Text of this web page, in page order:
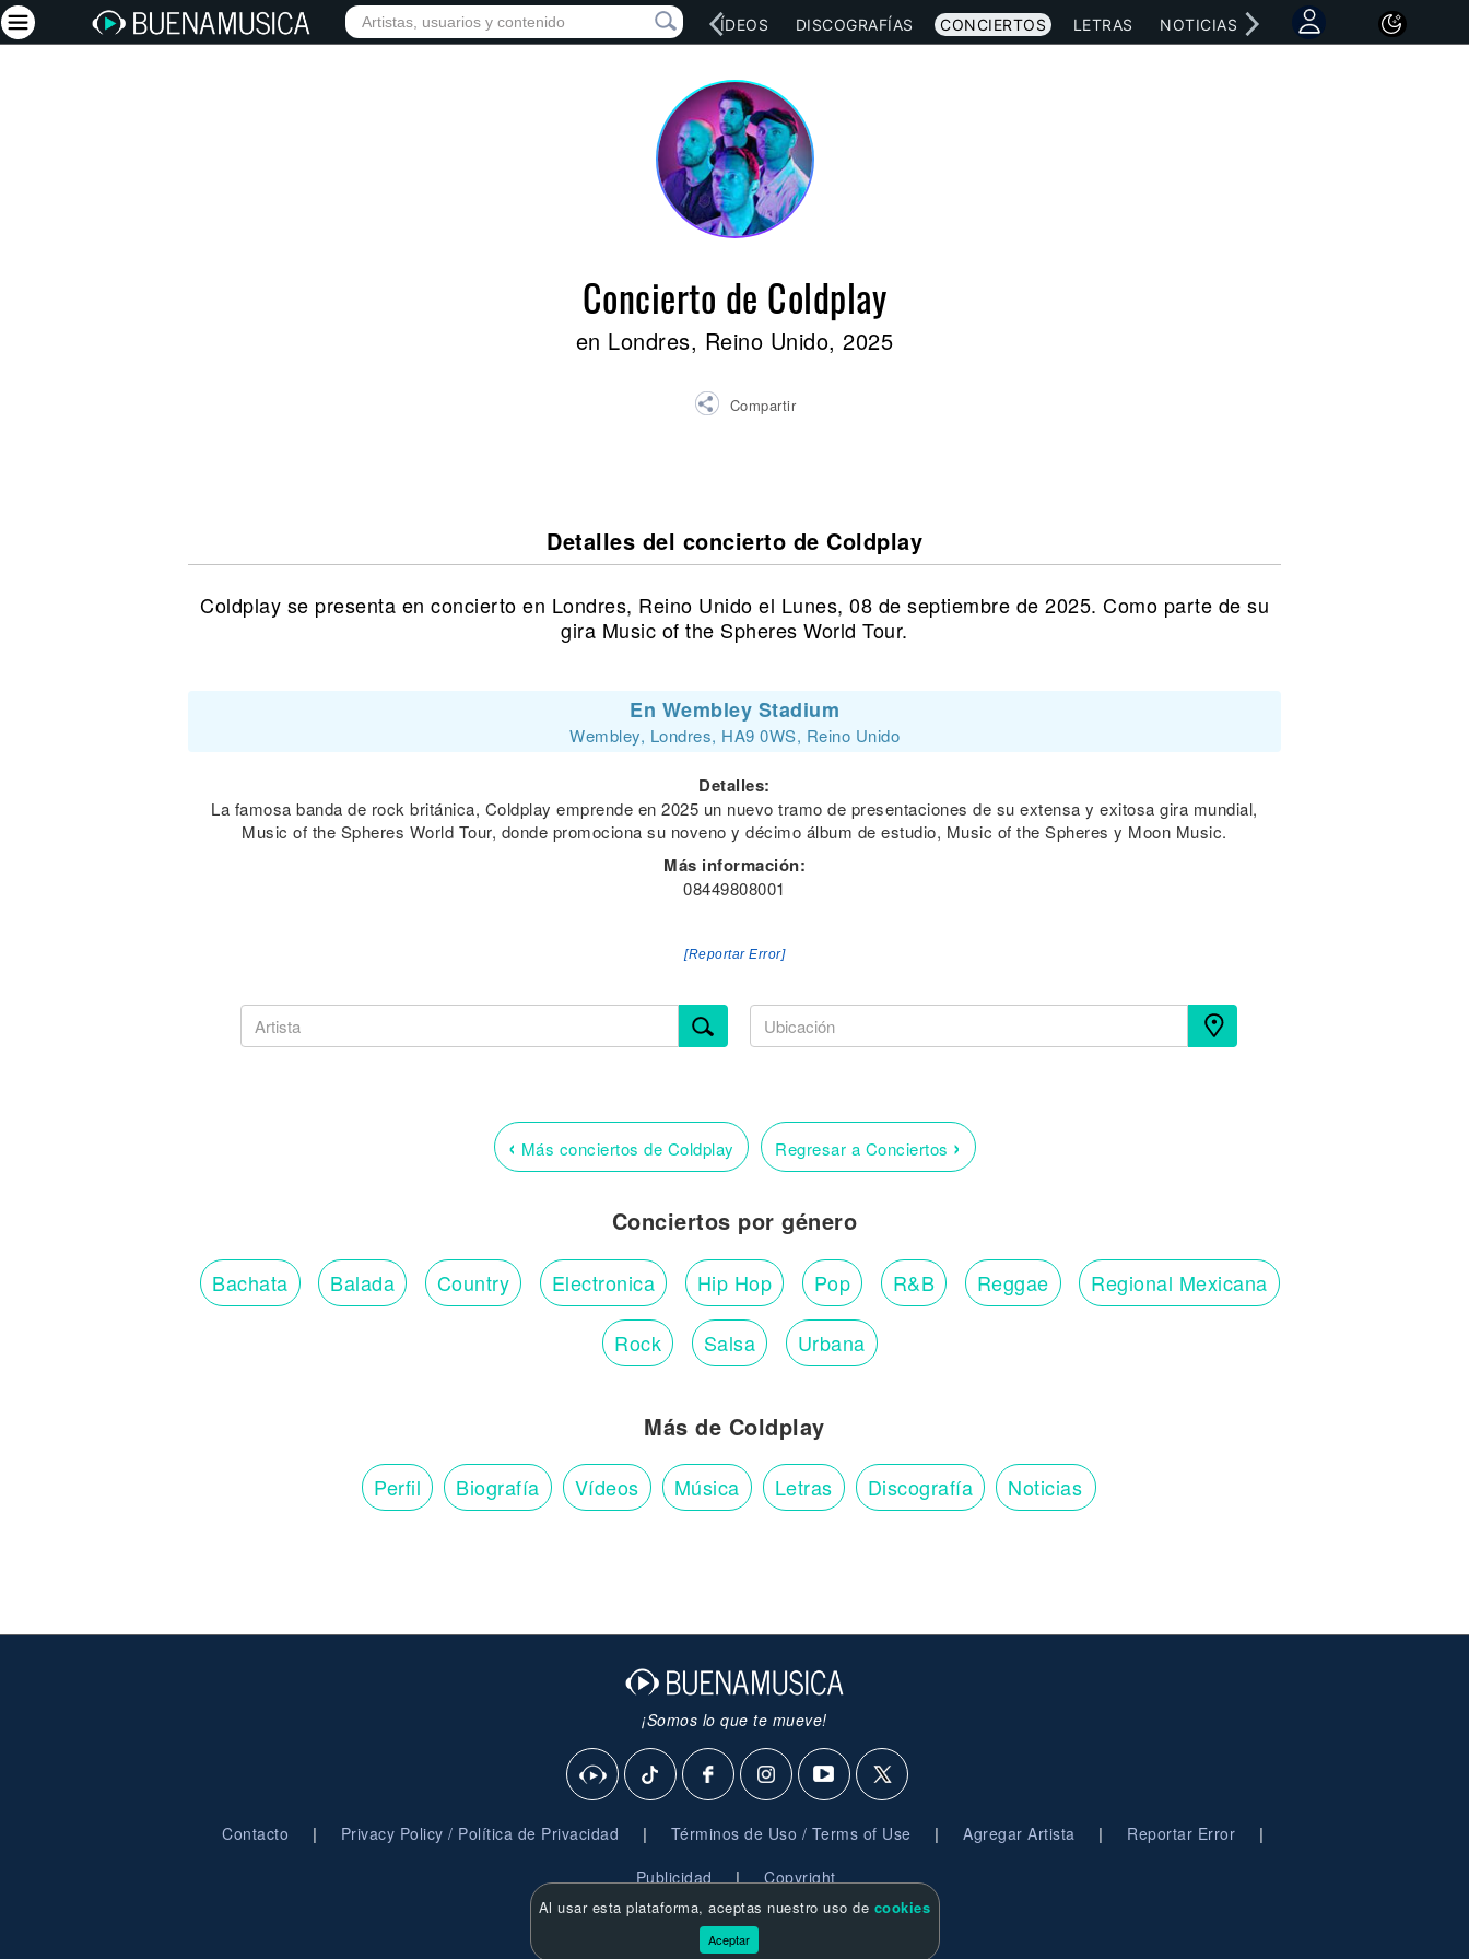
INICIO ARTISTAS RED SOCIAL MÚSICA VÍDEOS DISCOGRAFÍAS CONCIERTOS LETRAS NOTICIAS
Concierto de Coldplay
en Londres, Reino Unido, 2025
Compartir
Detalles del concierto de Coldplay
Coldplay se presenta en concierto en Londres, Reino Unido el Lunes, 08 de septiembre de 2025. Como parte de su
gira Music of the Spheres World Tour.
En Wembley Stadium
Wembley, Londres, HA9 0WS, Reino Unido
Detalles:
La famosa banda de rock británica, Coldplay emprende en 2025 un nuevo tramo de presentaciones de su extensa y exitosa gira mundial,
Music of the Spheres World Tour, donde promociona su noveno y décimo álbum de estudio, Music of the Spheres y Moon Music.
Más información:
08449808001
[Reportar Error]
‹ Más conciertos de Coldplay Regresar a Conciertos ›
Conciertos por género
Bachata Balada Country Electronica Hip Hop Pop R&B Reggae Regional Mexicana
Rock Salsa Urbana
Más de Coldplay
Perfil Biografía Vídeos Música Letras Discografía Noticias
¡Somos lo que te mueve!
Contacto | Privacy Policy / Política de Privacidad | Términos de Uso / Terms of Use | Agregar Artista | Reportar Error |
Publicidad | Copyright
© 2026 BuenaMusica.com - Derechos Reservados
Al usar esta plataforma, aceptas nuestro uso de cookies
Aceptar